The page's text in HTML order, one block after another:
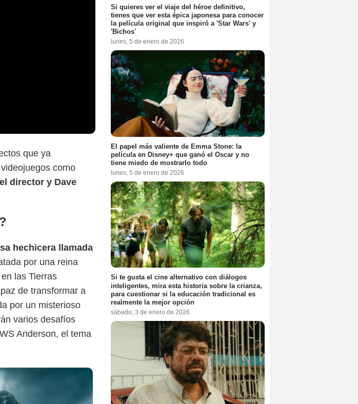
que ya
como
director y Dave
hechicera llamada
por una reina
las Tierras
de transformar a
por un misterioso
varios desafíos
Anderson, el tema
Si quieres ver el viaje del héroe definitivo,
tienes que ver esta épica japonesa para conocer
la película original que inspiró a 'Star Wars' y
'Bichos'
lunes, 5 de enero de 2026
El papel más valiente de Emma Stone: la
película en Disney+ que ganó el Oscar y no
tiene miedo de mostrarlo todo
lunes, 5 de enero de 2026
Si te gusta el cine alternativo con diálogos
inteligentes, mira esta historia sobre la crianza,
para cuestionar si la educación tradicional es
realmente la mejor opción
sábado, 3 de enero de 2026